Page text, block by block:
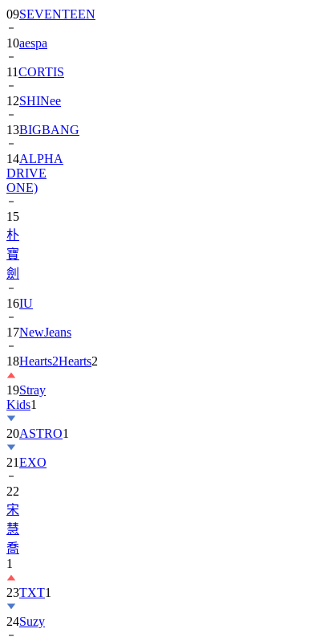
10aespa
11CORTIS
12SHINee
13BIGBANG
14ALPHA
DRIVE
ONE)
15
朴
寶
劍
16
17NewJeans
18Hearts2Hearts
19Stray
Kids
20ASTRO
21EXO
22
宋
慧
喬
1
23
24Suzy
25